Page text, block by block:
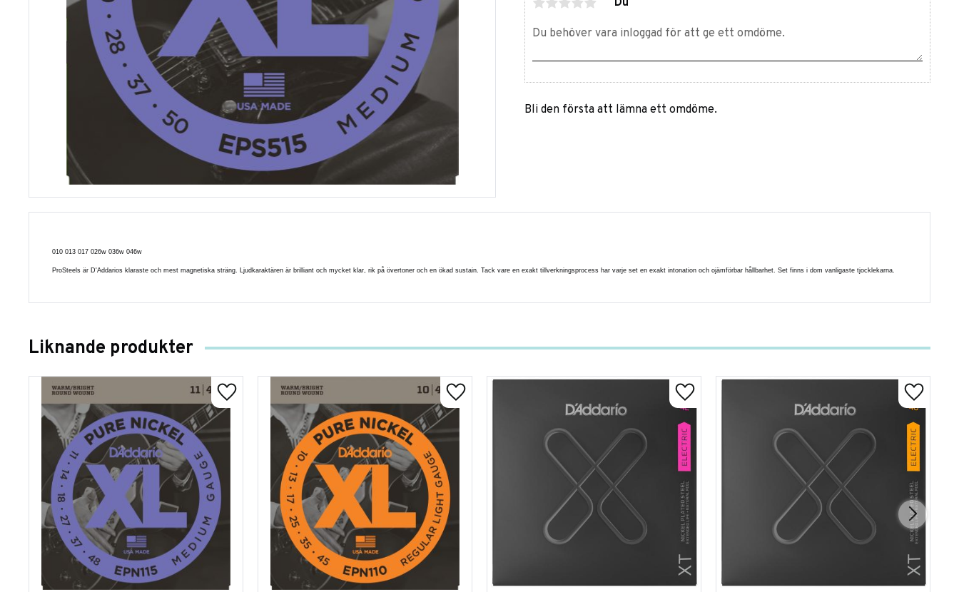
Du
Bli den första att lämna ett omdöme.
010 013 017 026w 036w 046w
ProSteels är D'Addarios klaraste och mest magnetiska sträng. Ljudkaraktären är brilliant och mycket klar, rik på övertoner och en ökad sustain. Tack vare en exakt tillverkningsprocess har varje set en exakt intonation och ojämförbar hållbarhet. Set finns i dom vanligaste tjocklekarna.
Liknande produkter